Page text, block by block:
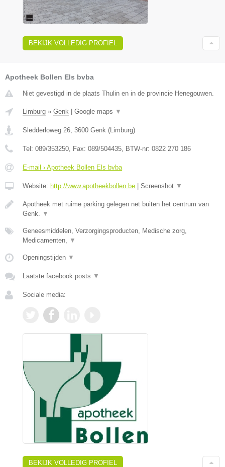
BEKIJK VOLLEDIG PROFIEL
Apotheek Bollen Els bvba
Niet gevestigd in de plaats Thulin en in de provincie Henegouwen.
Limburg » Genk | Google maps ▼
Sledderloweg 26 3600 Genk (Limburg)
Tel: 089/353250 , Fax: 089/504435 , BTW-nr: 0822 270 186
E-mail › Apotheek Bollen Els bvba
Website: http://www.apotheekbollen.be | Screenshot ▼
Apotheek met ruime parking gelegen net buiten het centrum van
Genk.
▼
Geneesmiddelen, Verzorgingsproducten, Medische zorg,
Medicamenten,
▼
Openingstijden ▼
Laatste facebook posts ▼
Sociale media:
BEKIJK VOLLEDIG PROFIEL